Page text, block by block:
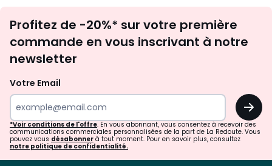
newsletter
Profitez de -20%* sur votre première
commande en vous inscrivant à notre
newsletter
Votre Email
OK
*Voir conditions de l'offre. En vous abonnant, vous consentez à recevoir des
communications commerciales personnalisées de la part de La Redoute. Vous
pouvez vous désabonner à tout moment. Pour en savoir plus, consultez
notre politique de confidentialité.